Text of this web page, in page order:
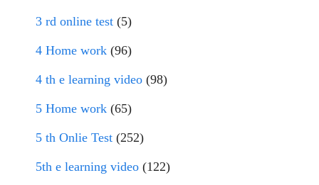
3 rd online test (5)
4 Home work (96)
4 th e learning video (98)
5 Home work (65)
5 th Onlie Test (252)
5th e learning video (122)